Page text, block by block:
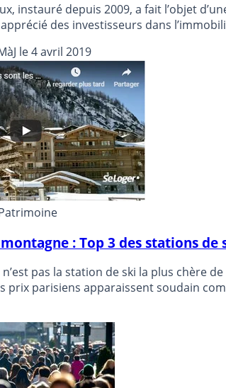
instauré depuis 2009, a fait l’objet
des investisseurs dans
le4 avril 2019
: Top 3 des stations de
pas la station de ski la plus chère
prix parisiens apparaissent soudain